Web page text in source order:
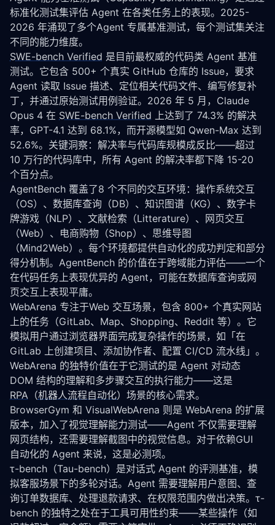
标准化测试集评估 Agent 在各类任务上的表现。2025-
2026 年涌现了多个Agent 专属基准测试，每个测试集关注
不同的能力维度。
SWE-bench Verified 是目前最权威的代码类 Agent 基准
测试。它包含 500+ 个真实 GitHub 仓库的 Issue，要求
Agent 读取 Issue 描述、定位相关代码文件、编写修复补
丁，并通过原始测试用例验证。2026 年 5 月，Claude
Opus 4 在 SWE-bench Verified 上达到了 74.3% 的解决
率，GPT-4.1 达到 68.1%，而开源模型如 Qwen-Max 达到
52.6%。关键洞察：解决率与代码库规模成反比——超过
10 万行的代码库中，所有 Agent 的解决率都下降 15-20
个百分点。
AgentBench 覆盖了8 个不同的交互环境：操作系统交互
（OS）、数据库查询（DB）、知识图谱（KG）、数字卡
牌游戏（NLP）、文献检索（Litterature）、网页交互
（Web）、电商购物（Shop）、思维导图
（Mind2Web）。每个环境都提供自动化的成功判定和部分
得分机制。AgentBench 的价值在于跨域能力评估——一个
在代码任务上表现优异的 Agent，可能在数据库查询或网
页交互上表现平庸。
WebArena 专注于Web 交互场景，包含 800+ 个真实网站
上的任务（GitLab、Map、Shopping、Reddit 等）。它
模拟用户通过浏览器界面完成复杂操作的场景，如「在
GitLab 上创建项目、添加协作者、配置 CI/CD 流水线」。
WebArena 的独特价值在于它测试的是 Agent 对动态
RPA （机器人流程自动化）场景的核心需求。
BrowserGym 和 VisualWebArena 则是 WebArena 的扩展
版本，加入了视觉理解能力测试——Agent 不仅需要理解
网页结构，还需要理解截图中的视觉信息。对于依赖GUI
自动化的 Agent 来说，这是必测项。
τ-bench（Tau-bench）是对话式 Agent 的评测基准，模
拟客服场景下的多轮对话。Agent 需要理解用户意图、查
询订单数据库、处理退款请求、在权限范围内做出决策。τ-
bench 的独特之处在于工具可用性约束——某些操作（如